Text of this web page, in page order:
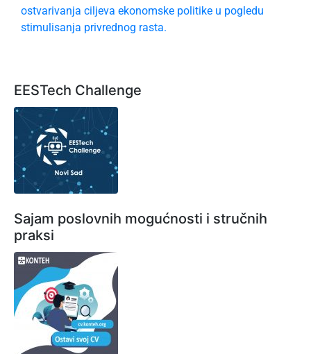
ostvarivanja ciljeva ekonomske politike u pogledu
stimulisanja privrednog rasta.
EESTech Challenge
Sajam poslovnih mogućnosti i stručnih
praksi